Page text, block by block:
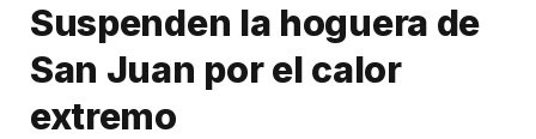
Suspenden la hoguera de
San Juan por el calor
extremo